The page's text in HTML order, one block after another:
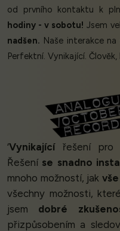
od prvního kontaktu k
hodiny - v sobotu! Jsem
nadšen. Naše interakce
Perfektní. Vynikající.
‘Vynikajícířešení pro
Řešení se snadno
mnoho možností, jak
všechny možnosti,
jsem dobré
přizpůsobením a